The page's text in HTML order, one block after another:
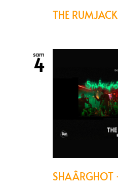
THE
sam
4
SHAÂRGHOT